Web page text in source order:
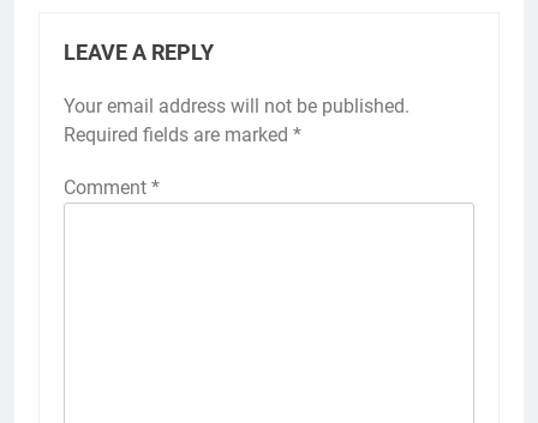
LEAVE A REPLY
Your email address will not be published.
Required fields are marked *
Comment *